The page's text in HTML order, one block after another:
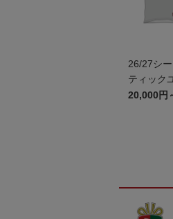
26/27シ
ティック
2nd）
20,000円